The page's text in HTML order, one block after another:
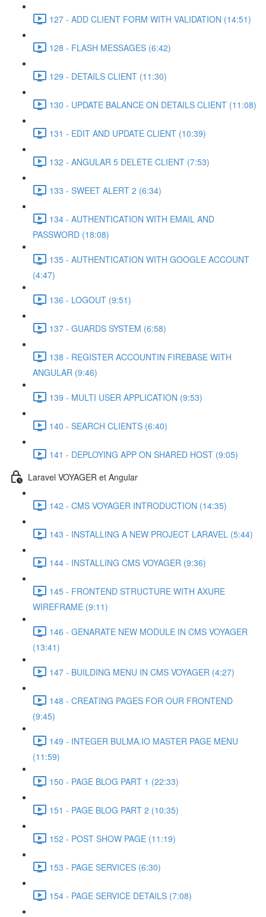
127 - ADD CLIENT FORM WITH VALIDATION (14:51)
128 - FLASH MESSAGES (6:42)
129 - DETAILS CLIENT (11:30)
130 - UPDATE BALANCE ON DETAILS CLIENT (11:08)
131 - EDIT AND UPDATE CLIENT (10:39)
132 - ANGULAR 5 DELETE CLIENT (7:53)
133 - SWEET ALERT 2 (6:34)
134 - AUTHENTICATION WITH EMAIL AND
PASSWORD (18:08)
135 - AUTHENTICATION WITH GOOGLE ACCOUNT
(4:47)
136 - LOGOUT (9:51)
137 - GUARDS SYSTEM (6:58)
138 - REGISTER ACCOUNTIN FIREBASE WITH
ANGULAR (9:46)
139 - MULTI USER APPLICATION (9:53)
140 - SEARCH CLIENTS (6:40)
141 - DEPLOYING APP ON SHARED HOST (9:05)
Laravel VOYAGER et Angular
142 - CMS VOYAGER INTRODUCTION (14:35)
143 - INSTALLING A NEW PROJECT LARAVEL (5:44)
144 - INSTALLING CMS VOYAGER (9:36)
145 - FRONTEND STRUCTURE WITH AXURE
WIREFRAME (9:11)
146 - GENARATE NEW MODULE IN CMS VOYAGER
(13:41)
147 - BUILDING MENU IN CMS VOYAGER (4:27)
148 - CREATING PAGES FOR OUR FRONTEND
(9:45)
149 - INTEGER BULMA.IO MASTER PAGE MENU
(11:59)
150 - PAGE BLOG PART 1 (22:33)
151 - PAGE BLOG PART 2 (10:35)
152 - POST SHOW PAGE (11:19)
153 - PAGE SERVICES (6:30)
154 - PAGE SERVICE DETAILS (7:08)